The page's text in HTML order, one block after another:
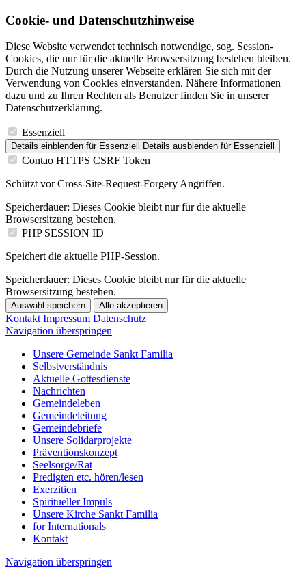
Cookie- und Datenschutzhinweise
Diese Website verwendet technisch notwendige, sog. Session-
Cookies, die nur für die aktuelle Browsersitzung bestehen bleiben.
Durch die Nutzung unserer Webseite erklären Sie sich mit der
Verwendung von Cookies einverstanden. Nähere Informationen
dazu und zu Ihren Rechten als Benutzer finden Sie in unserer
Datenschutzerklärung.
Essenziell
Details einblenden für Essenziell Details ausblenden für Essenziell
Contao HTTPS CSRF Token
Schützt vor Cross-Site-Request-Forgery Angriffen.
Speicherdauer: Dieses Cookie bleibt nur für die aktuelle
Browsersitzung bestehen.
PHP SESSION ID
Speichert die aktuelle PHP-Session.
Speicherdauer: Dieses Cookie bleibt nur für die aktuelle
Browsersitzung bestehen.
Auswahl speichern Alle akzeptieren
Kontakt Impressum Datenschutz
Navigation überspringen
Unsere Gemeinde Sankt Familia
Selbstverständnis
Aktuelle Gottesdienste
Nachrichten
Gemeindeleben
Gemeindeleitung
Gemeindebriefe
Unsere Solidarprojekte
Präventionskonzept
Seelsorge/Rat
Predigten etc. hören/lesen
Exerzitien
Spiritueller Impuls
Unsere Kirche Sankt Familia
for Internationals
Kontakt
Navigation überspringen